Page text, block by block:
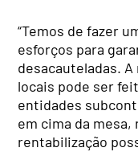
“Temos de fazer
esforços para
desacauteladas.
locais pode ser
entidades
em cima da
rentabilização